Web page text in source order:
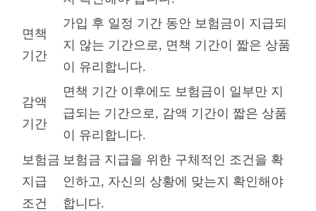
면책
기간
가입 후 일정 기간 동안 보험금이 지급되
지 않는 기간으로, 면책 기간이 짧은 상품
이 유리합니다.
감액
기간
면책 기간 이후에도 보험금이 일부만 지
급되는 기간으로, 감액 기간이 짧은 상품
이 유리합니다.
보험금
지급
조건
보험금 지급을 위한 구체적인 조건을 확
인하고, 자신의 상황에 맞는지 확인해야
합니다.